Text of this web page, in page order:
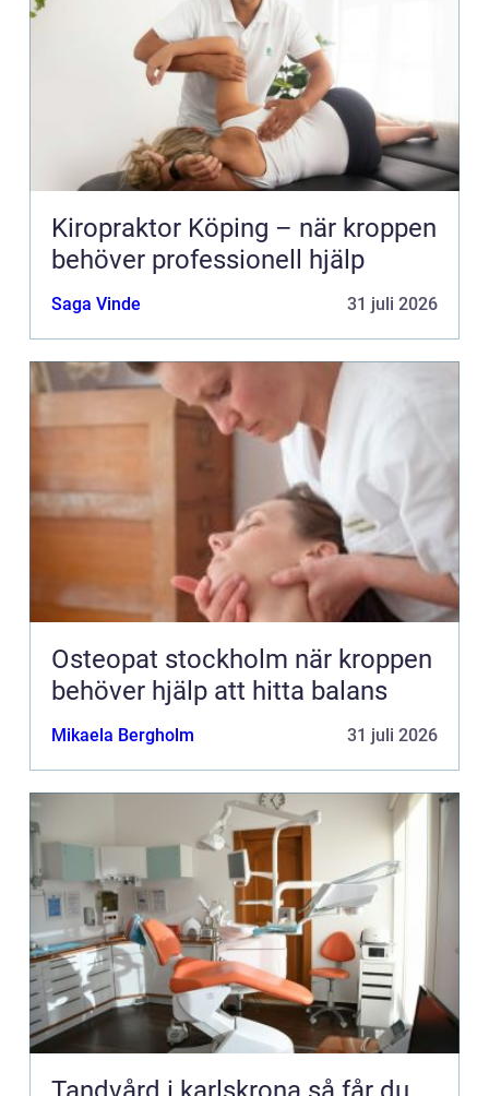
Kiropraktor Köping – när kroppen
behöver professionell hjälp
Saga Vinde 31 juli 2026
Osteopat stockholm när kroppen
behöver hjälp att hitta balans
Mikaela Bergholm 31 juli 2026